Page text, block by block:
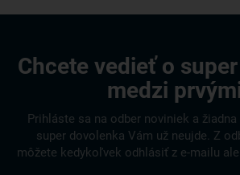
Chcete vedieť o
medzi
Prihláste sa na odber noviniek a
super dovolenka Vám už neujde. Z
môžete kedykoľvek odhlásiť z e-mailu